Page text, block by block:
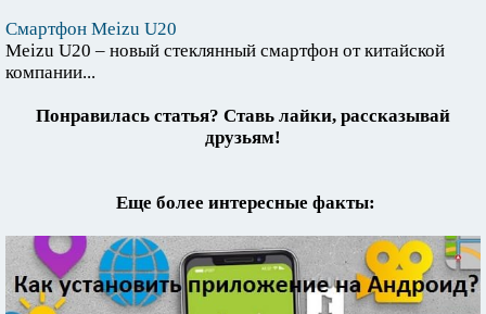
Смартфон Meizu U20
Meizu U20 – новый стеклянный смартфон от китайской
компании...
Понравилась статья? Ставь лайки, рассказывай
друзьям!
Еще более интересные факты: